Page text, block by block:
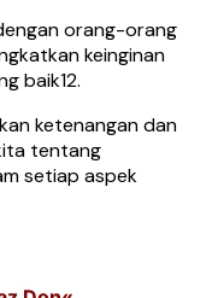
orang-orang
keinginan
baik12.
ketenangan dan
tentang
setiap aspek